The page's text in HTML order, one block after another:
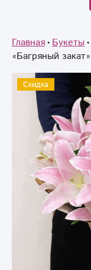
Главная Букеты
«Багряный закат»‎
Скидка